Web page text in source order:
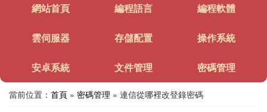
網站首頁 編程語言 編程軟體
雲伺服器 存儲配置 操作系統
安卓系統 文件管理 密碼管理
當前位置： 首頁 » 密碼管理 » 連信從哪裡改登錄密碼